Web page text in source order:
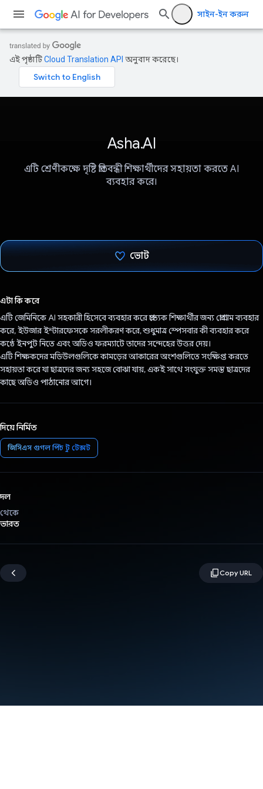
সাইন-ইন করুন
এই পৃষ্ঠাটিCloud Translation API অনুবাদ করেছে।
Asha.AI
এটি শ্রেণীকক্ষে দৃষ্টি প্রতিবন্ধী শিক্ষার্থীদের সহায়তা করতে AI
ব্যবহার করে।
ভোট
এটা কি করে
এটি জেমিনিকে AI সহকারী হিসেবে ব্যবহার করে প্রত্যেক শিক্ষার্থীর জন্য প্রোগ্রাম ব্যবহার
করে, ইউজার ইন্টারফেসকে সরলীকরণ করে, শুধুমাত্র স্পেসবার কী ব্যবহার করে
কণ্ঠে ইনপুট নিতে এবং অডিও ফরম্যাটে তাদের সন্দেহের উত্তর দেয়।
এটি শিক্ষকদের মডিউলগুলিকে কামড়ের আকারের অংশগুলিতে সংক্ষিপ্ত করতে
সহায়তা করে যা ছাত্রদের জন্য সহজে বোঝা যায়, একই সাথে সংযুক্ত সমস্ত ছাত্রদের
কাছে অডিও পাঠানোর আগে।
দিয়ে নির্মিত
জিসিএস গুগল স্পিচ টু টেক্সট
দল
থেকে
ভারত